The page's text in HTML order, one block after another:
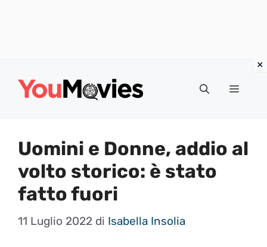
Menu
Uomini e Donne, addio al
volto storico: è stato
fatto fuori
11 Luglio 2022 di Isabella Insolia